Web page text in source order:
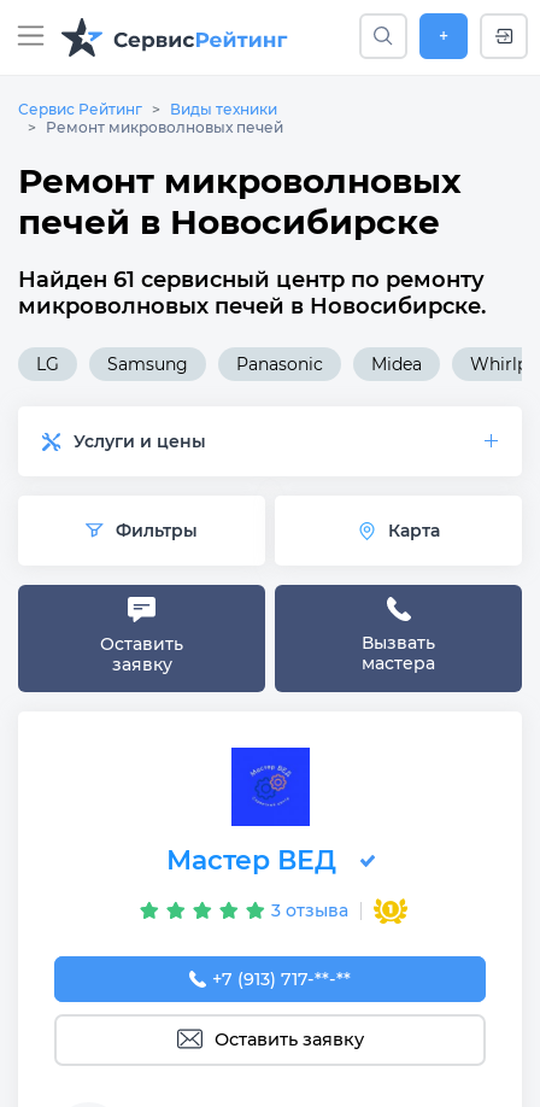
+
Сервис Рейтинг
Виды техники
Ремонт микроволновых печей
Ремонт микроволновых
печей в Новосибирске
Найден 61 сервисный центр по ремонту
микроволновых печей в Новосибирске.
LG Samsung Panasonic Midea
Услуги и цены
Фильтры Карта
Оставить
заявку
Вызвать
мастера
Мастер ВЕД
3 отзыва
+7 (913) 717-02-96
+7 (913) 717-**-**
Оставить заявку